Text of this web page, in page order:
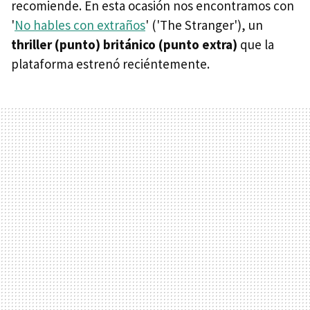
recomiende. En esta ocasión nos encontramos con
'No hables con extraños' ('The Stranger'), un
thriller (punto) británico (punto extra) que la
plataforma estrenó reciéntemente.